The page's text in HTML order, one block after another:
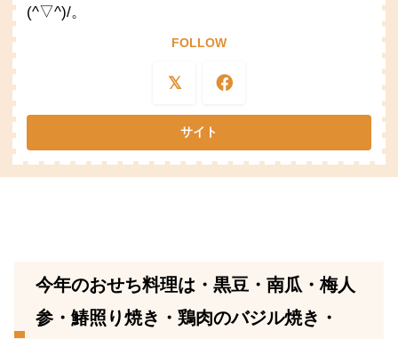
(^▽^)/。
FOLLOW
今年のおせち料理は・黒豆・南瓜・梅人
参・鰆照り焼き・鶏肉のバジル焼き・